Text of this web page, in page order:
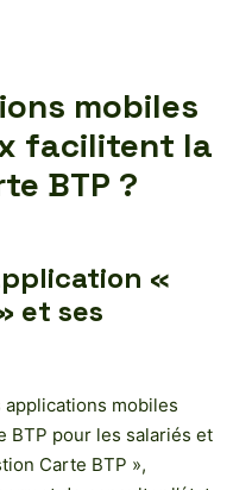
mobiles
facilitent la
BTP ?
«
et ses
applications mobiles
BTP pour les salariés et
Carte BTP »,